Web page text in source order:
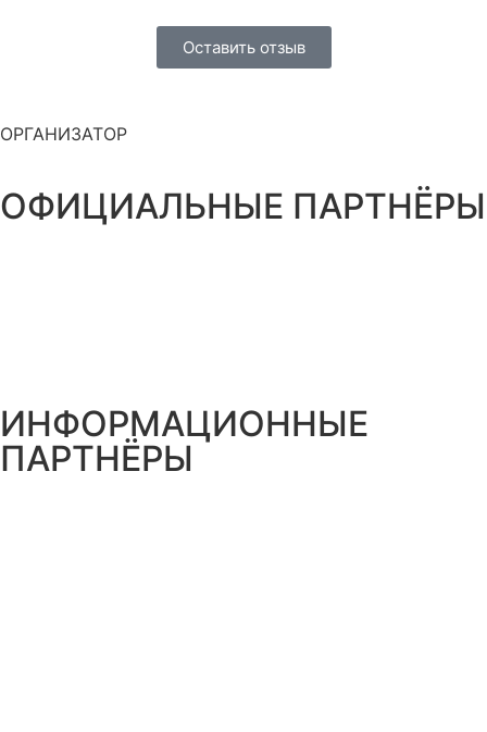
Оставить отзыв
ОРГАНИЗАТОР
ОФИЦИАЛЬНЫЕ ПАРТНЁРЫ
ИНФОРМАЦИОННЫЕ
ПАРТНЁРЫ